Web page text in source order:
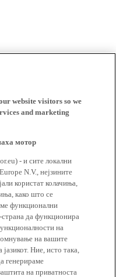
website visitors so we
and marketing
мотор
- и сите локални
N.V., нејзините
користат колачиња,
како што се
функционални
да функционира
на
на вашите
Ние, исто така,
генерираме
на приватноста